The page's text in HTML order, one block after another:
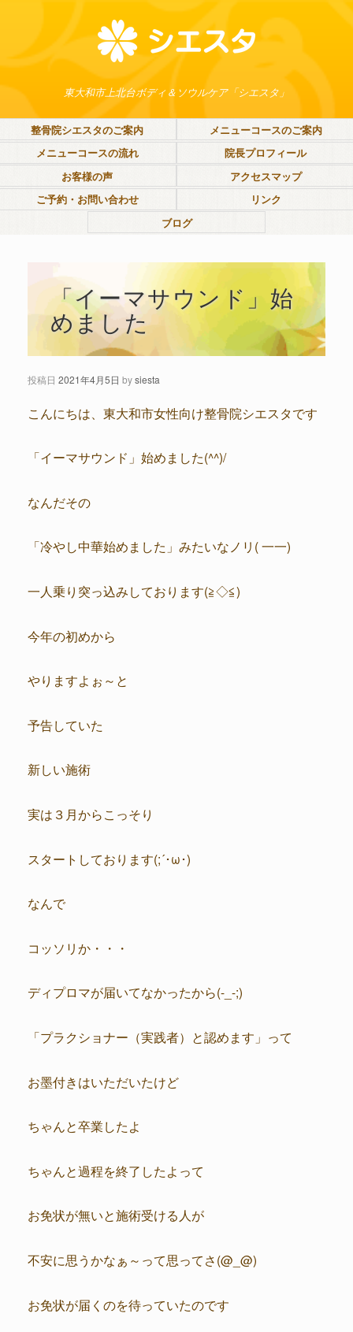
東大和市上北台ボディ＆ソウルケア「シエスタ」
整骨院シエスタのご案内
メニューコースのご案内
メニューコースの流れ
院長プロフィール
お客様の声
アクセスマップ
ご予約・お問い合わせ
リンク
ブログ
「イーマサウンド」始
めました
投稿日 2021年4月5日 bysiesta
こんにちは、東大和市女性向け整骨院シエスタです
「イーマサウンド」始めました(^^)/
なんだその
「冷やし中華始めました」みたいなノリ( 一一)
一人乗り突っ込みしております(≧◇≦)
今年の初めから
やりますよぉ～と
予告していた
新しい施術
実は３月からこっそり
スタートしております(;´･ω･)
なんで
コッソリか・・・
ディプロマが届いてなかったから(-_-;)
「プラクショナー（実践者）と認めます」って
お墨付きはいただいたけど
ちゃんと卒業したよ
ちゃんと過程を終了したよって
お免状が無いと施術受ける人が
不安に思うかなぁ～って思ってさ(@_@)
お免状が届くのを待っていたのです